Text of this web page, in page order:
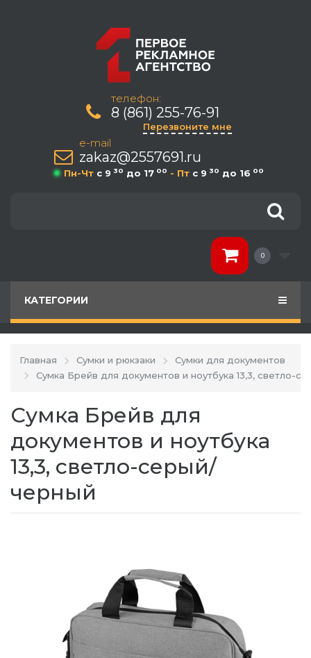
телефон:
8 (861) 255-76-91
Перезвоните мне
e-mail
zakaz@2557691.ru
Пн-Чт c 9 30 до 17 00 - Пт c 9 30 до 16 00
0
КАТЕГОРИИ
Главная Сумки и рюкзаки
Сумки для документов
Сумка Брейв для документов и ноутбука 13,3, светло-
Сумка Брейв для
документов и ноутбука
13,3, светло-серый/
черный